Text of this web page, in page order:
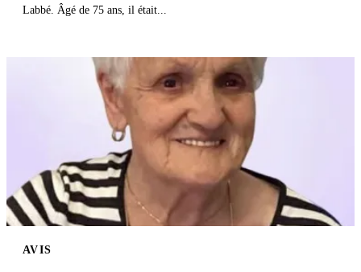
Labbé. Âgé de 75 ans, il était...
AVIS